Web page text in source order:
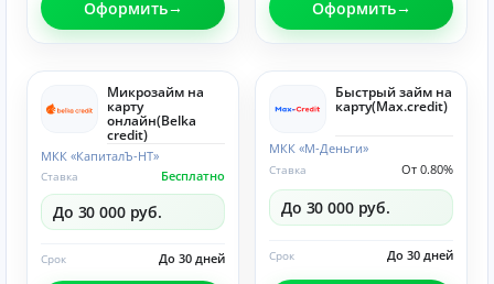
Оформить Оформить
Микрозайм на
карту
онлайн(Belka
credit)
МКК «КапиталЪ-НТ»
Бесплатно
Ставка
До 30 000 руб.
До 30 дней
Срок
Быстрый займ на
карту(Max.credit)
МКК «М-Деньги»
От 0.80%
Ставка
До 30 000 руб.
До 30 дней
Срок